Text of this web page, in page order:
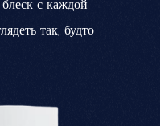
с каждой
так, будто